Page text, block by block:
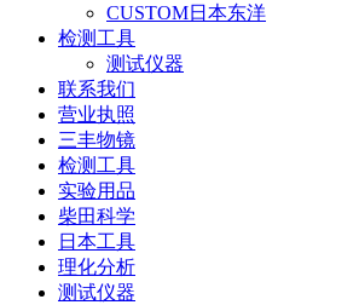
CUSTOM日本东洋
检测工具
测试仪器
联系我们
营业执照
三丰物镜
检测工具
实验用品
柴田科学
日本工具
理化分析
测试仪器